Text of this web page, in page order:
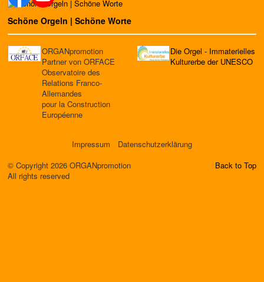
Schöne Orgeln | Schöne Worte
ORGANpromotion
Partner von ORFACE
Observatoire des
Relations Franco-
Allemandes
pour la Construction
Européenne
Die Orgel - Immaterielles
Kulturerbe der UNESCO
Impressum
Datenschutzerklärung
© Copyright 2026 ORGANpromotion
All rights reserved
Back to Top